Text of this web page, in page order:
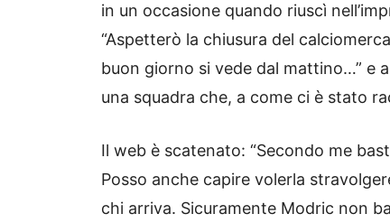
in un occasione quando riuscì
“Aspetterò la chiusura del
buon giorno si vede dal mattino…” e
una squadra che, a come ci è stato
Il web è scatenato: “Secondo me
Posso anche capire volerla
chi arriva. Sicuramente Modric non